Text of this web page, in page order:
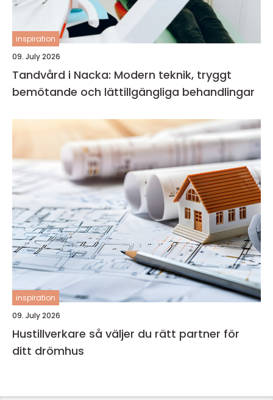
inspiration
09. July 2026
Tandvård i Nacka: Modern teknik, tryggt
bemötande och lättillgängliga behandlingar
inspiration
09. July 2026
Hustillverkare så väljer du rätt partner för
ditt drömhus